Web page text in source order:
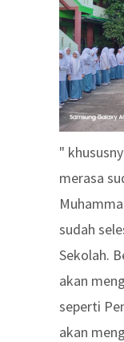
"
merasa
sudah
Sekolah.
akan
seperti
akan